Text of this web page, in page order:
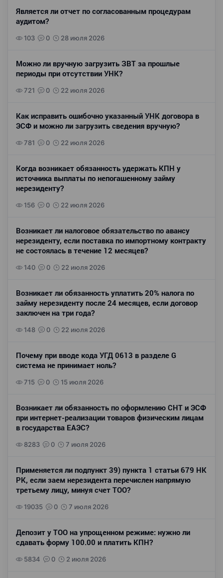
Является ли отчет по согласованным процедурам
аудитом?
103 0 28 июля 2026
Можно ли вручную загрузить ЗВТ за прошлые
периоды при отсутствии УНК?
721 0 22 июля 2026
Как исправить ошибочно указанный УНК договора в
ЭСФ и можно ли загрузить сведения вручную?
781 0 22 июля 2026
Когда возникает обязанность удержать КПН у
источника выплаты по непогашенному займу
нерезиденту?
156 0 22 июля 2026
Возникает ли налоговое обязательство по авансу
нерезиденту, если поставка по импортному контракту
не состоялась в течение 12 месяцев?
140 0 22 июля 2026
Возникает ли обязанность уплатить 20% налога по
займу нерезиденту после 24 месяцев, если договор
заключен на три года?
148 0 22 июля 2026
Почему при вводе кода УГД 0613 в разделе G
система не принимает ноль?
715 0 15 июля 2026
Возникает ли обязанность по оформлению СНТ и ЭСФ
при интернет-реализации товаров физическим лицам
в государства ЕАЭС?
8283 0 7 июля 2026
Применяется ли подпункт 39) пункта 1 статьи 679 НК
РК, если заем нерезидента перечислен напрямую
третьему лицу, минуя счет ТОО?
19035 0 7 июля 2026
Депозит у ТОО на упрощенном режиме: нужно ли
сдавать форму 100.00 и платить КПН?
5834 0 2 июля 2026